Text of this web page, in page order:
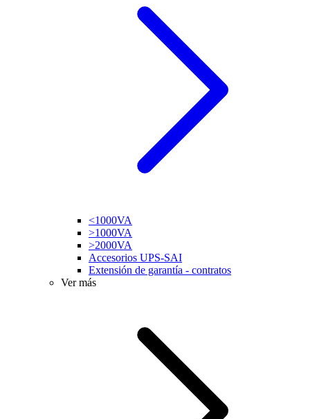
<1000VA
>1000VA
>2000VA
Accesorios UPS-SAI
Extensión de garantía - contratos
Ver más